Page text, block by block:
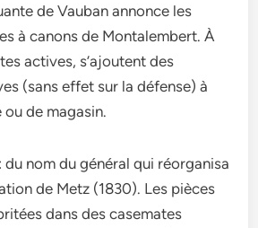
de Vauban annonce les
à canons de Montalembert. À
actives, s’ajoutent des
(sans effet sur la défense) à
ou de magasin.
: du nom du général qui réorganisa
de Metz (1830). Les pièces
dans des casemates